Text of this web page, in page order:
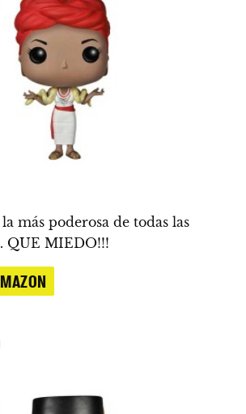
más poderosa de todas las
QUE MIEDO!!!